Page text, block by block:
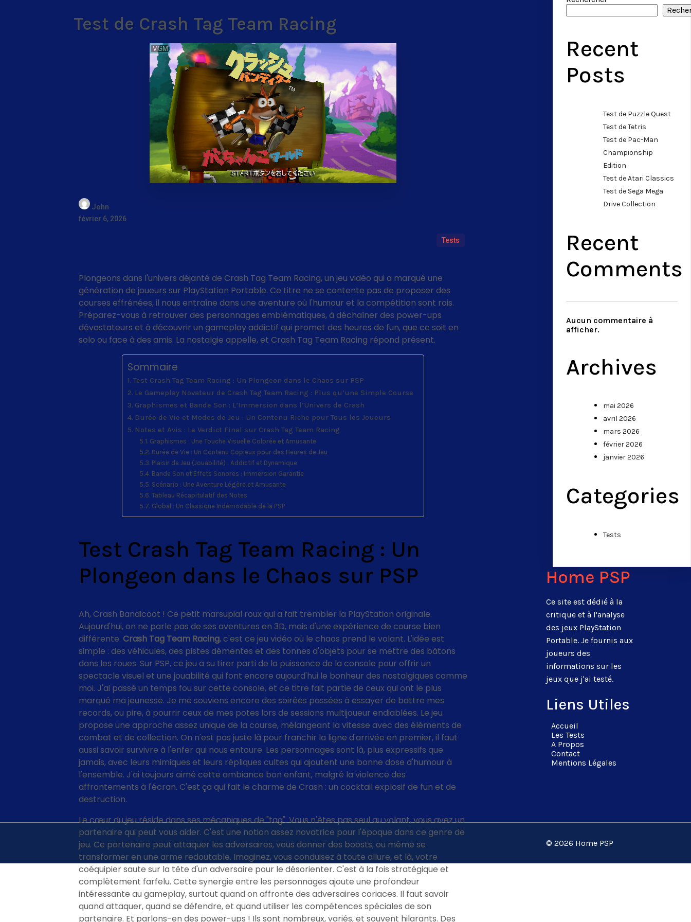
Test de Crash Tag Team Racing
John
février 6, 2026
Tests
Plongeons dans l'univers déjanté de Crash Tag Team Racing, un jeu vidéo qui a marqué une
génération de joueurs sur PlayStation Portable. Ce titre ne se contente pas de proposer des
courses effrénées, il nous entraîne dans une aventure où l'humour et la compétition sont rois.
Préparez-vous à retrouver des personnages emblématiques, à déchaîner des power-ups
dévastateurs et à découvrir un gameplay addictif qui promet des heures de fun, que ce soit en
solo ou face à des amis. La nostalgie appelle, et Crash Tag Team Racing répond présent.
Sommaire
Test Crash Tag Team Racing : Un Plongeon dans le Chaos sur PSP
Le Gameplay Novateur de Crash Tag Team Racing : Plus qu’une Simple Course
Graphismes et Bande Son : L’Immersion dans l’Univers de Crash
Durée de Vie et Modes de Jeu : Un Contenu Riche pour Tous les Joueurs
Notes et Avis : Le Verdict Final sur Crash Tag Team Racing
Graphismes : Une Touche Visuelle Colorée et Amusante
Durée de Vie : Un Contenu Copieux pour des Heures de Jeu
Plaisir de Jeu (Jouabilité) : Addictif et Dynamique
Bande Son et Effets Sonores : Immersion Garantie
Scénario : Une Aventure Légère et Amusante
Tableau Récapitulatif des Notes
Global : Un Classique Indémodable de la PSP
Test Crash Tag Team Racing : Un
Plongeon dans le Chaos sur PSP
Ah, Crash Bandicoot ! Ce petit marsupial roux qui a fait trembler la PlayStation originale.
Aujourd'hui, on ne parle pas de ses aventures en 3D, mais d'une expérience de course bien
différente. Crash Tag Team Racing, c'est ce jeu vidéo où le chaos prend le volant. L'idée est
simple : des véhicules, des pistes démentes et des tonnes d'objets pour se mettre des bâtons
dans les roues. Sur PSP, ce jeu a su tirer parti de la puissance de la console pour offrir un
spectacle visuel et une jouabilité qui font encore aujourd'hui le bonheur des nostalgiques comme
moi. J'ai passé un temps fou sur cette console, et ce titre fait partie de ceux qui ont le plus
marqué ma jeunesse. Je me souviens encore des soirées passées à essayer de battre mes
records, ou pire, à pourrir ceux de mes potes lors de sessions multijoueur endiablées. Le jeu
propose une approche assez unique de la course, mélangeant la vitesse avec des éléments de
combat et de collection. On n'est pas juste là pour franchir la ligne d'arrivée en premier, il faut
aussi savoir survivre à l'enfer qui nous entoure. Les personnages sont là, plus expressifs que
jamais, avec leurs mimiques et leurs répliques cultes qui ajoutent une bonne dose d'humour à
l'ensemble. J'ai toujours aimé cette ambiance bon enfant, malgré la violence des
affrontements à l'écran. C'est ça qui fait le charme de Crash : un cocktail explosif de fun et de
destruction.
Le cœur du jeu réside dans ses mécaniques de "tag". Vous n'êtes pas seul au volant, vous avez un
partenaire qui peut vous aider. C'est une notion assez novatrice pour l'époque dans ce genre de
jeu. Ce partenaire peut attaquer les adversaires, vous donner des boosts, ou même se
transformer en une arme redoutable. Imaginez, vous conduisez à toute allure, et là, votre
coéquipier saute sur la tête d'un adversaire pour le désorienter. C'est à la fois stratégique et
complètement farfelu. Cette synergie entre les personnages ajoute une profondeur
intéressante au gameplay, surtout quand on affronte des adversaires coriaces. Il faut savoir
quand attaquer, quand se défendre, et quand utiliser les compétences spéciales de son
partenaire. Et parlons-en des power-ups ! Ils sont nombreux, variés, et souvent hilarants. Des
Recent
Posts
Test de Puzzle Quest
Test de Tetris
Test de Pac-Man
Championship
Edition
Test de Atari Classics
Test de Sega Mega
Drive Collection
Recent
Comments
Aucun commentaire à
afficher.
Archives
mai 2026
avril 2026
mars 2026
février 2026
janvier 2026
Categories
Tests
Home PSP
Ce site est dédié à la
critique et à l'analyse
des jeux PlayStation
Portable. Je fournis aux
joueurs des
informations sur les
jeux que j'ai testé.
Liens Utiles
Accueil
Les Tests
A Propos
Contact
Mentions Légales
© 2026 Home PSP